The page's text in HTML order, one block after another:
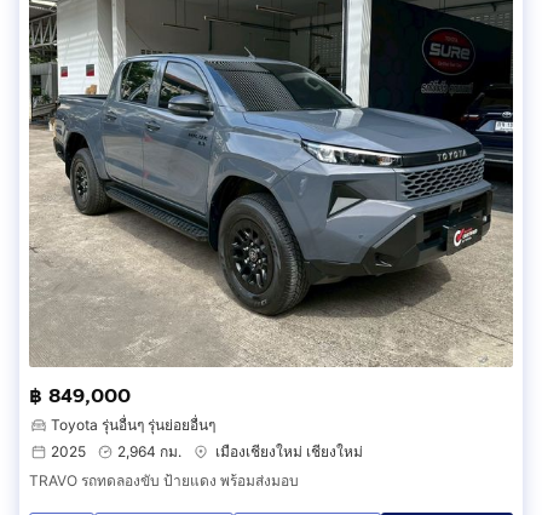
฿ 849,000
Toyota รุ่นอื่นๆ รุ่นย่อยอื่นๆ
2025
2,964 กม.
เมืองเชียงใหม่ เชียงใหม่
TRAVO รถทดลองขับ ป้ายแดง พร้อมส่งมอบ